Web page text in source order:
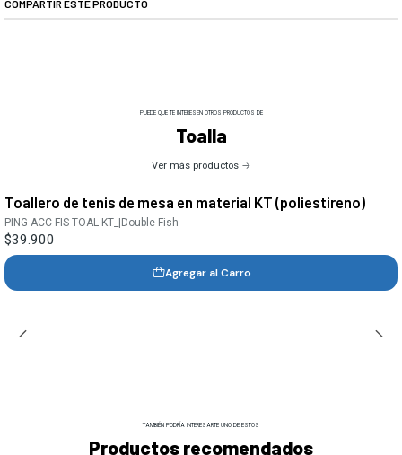
COMPARTIR ESTE PRODUCTO
PUEDE QUE TE INTERESEN OTROS PRODUCTOS DE
Toalla
Ver más productos
Toallero de tenis de mesa en material KT (poliestireno)
PING-ACC-FIS-TOAL-KT_ Double Fish
$39.900
Agregar al Carro
TAMBIÉN PODRÍA INTERESARTE UNO DE ESTOS
Productos recomendados